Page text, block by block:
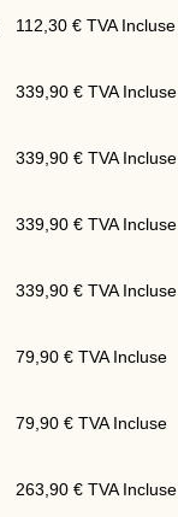
112,30 € TVA Incluse
339,90 € TVA Incluse
339,90 € TVA Incluse
339,90 € TVA Incluse
339,90 € TVA Incluse
79,90 € TVA Incluse
79,90 € TVA Incluse
263,90 € TVA Incluse